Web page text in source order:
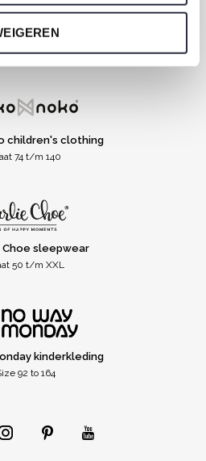
children's clothing
children's clothing
74 t/m 140
Choe sleepwear
50 t/m XXL
kinderkleding
92 to 164